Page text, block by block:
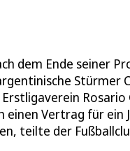
dem Ende seiner
Stürmer
Rosario
einen Vertrag für ein
teilte der